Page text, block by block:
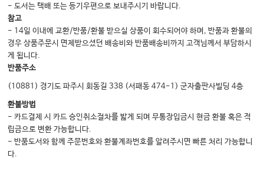
- 도서는 택배 또는 등기우편으로 보내주시기 바랍니다.
참고
- 14일 이내에 교환/반품/환불 받으실 상품이 회수되어야 하며, 반품과 환불의
경우 상품주문시 면제받으셨던 배송비와 반품배송비까지 고객님께서 부담하시
게 됩니다.
반품주소
(10881) 경기도 파주시 회동길 338 (서패동 474-1) 군자출판사빌딩 4층
환불방법
- 카드결제 시 카드 승인취소절차를 밟게 되며 무통장입금시 현금 환불 혹은 적
립금으로 변환 가능합니다.
- 반품도서와 함께 주문번호와 환불계좌번호를 알려주시면 빠른 처리 가능합니
다.